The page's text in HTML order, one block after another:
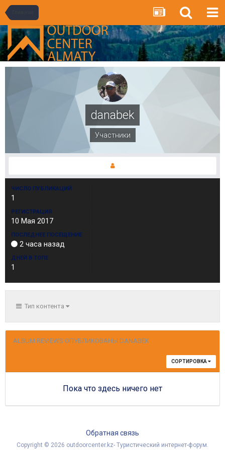
danabek
Участники
ЧИСЛО ПУБЛИКАЦИЙ
1
РЕГИСТРАЦИЯ
10 Мая 2017
ПОСЛЕДНЕЕ ПОСЕЩЕНИЕ
2 часа назад
ДНЕЙ В ТОПЕ
1
Тип контента
ALBUM REVIEWS ОПУБЛИКОВАНЫ DANABEK
СОРТИРОВКА
Пока что здесь ничего нет
Обратная связь
Copyright © 2026 outdoorcenter.kz- Туристический интернет-форум.